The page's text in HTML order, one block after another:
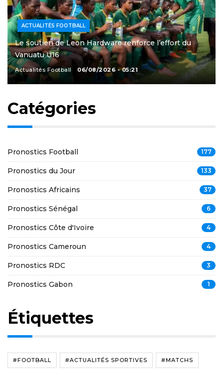
ACTUALITÉS FOOTBALL
Le soutien de Leon Hardware renforce l’effort du
Vanuatu U16
Actualités Football 06/08/2026 - 05:21
Catégories
Pronostics Football 177
Pronostics du Jour 133
Pronostics Africains 37
Pronostics Sénégal 6
Pronostics Côte d'Ivoire 4
Pronostics Cameroun 4
Pronostics RDC 3
Pronostics Gabon 1
Étiquettes
#FOOTBALL #ACTUALITÉS SPORTIVES #MATCHS